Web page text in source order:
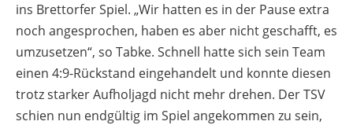
ins Brettorfer Spiel. „Wir hatten es in der Pause extra
noch angesprochen, haben es aber nicht geschafft, es
umzusetzen“, so Tabke. Schnell hatte sich sein Team
einen 4:9-Rückstand eingehandelt und konnte diesen
trotz starker Aufholjagd nicht mehr drehen. Der TSV
schien nun endgültig im Spiel angekommen zu sein,